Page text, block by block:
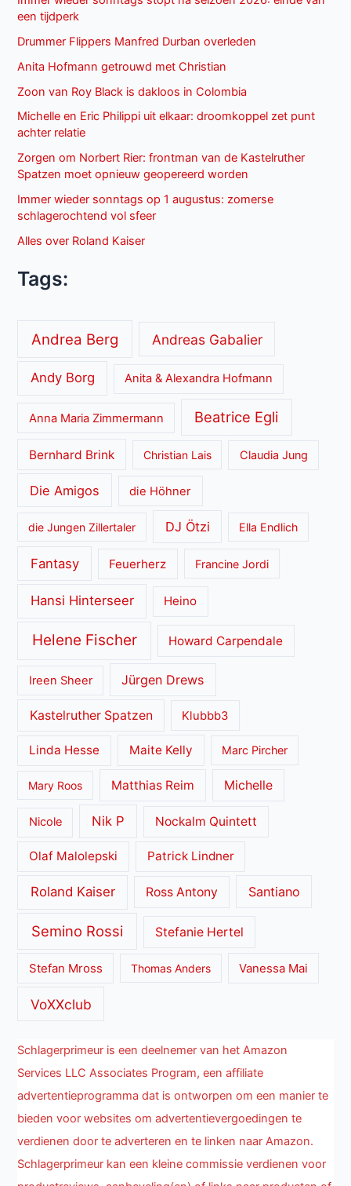
een tijdperk
Drummer Flippers Manfred Durban overleden
Anita Hofmann getrouwd met Christian
Zoon van Roy Black is dakloos in Colombia
Michelle en Eric Philippi uit elkaar: droomkoppel zet punt
achter relatie
Zorgen om Norbert Rier: frontman van de Kastelruther
Spatzen moet opnieuw geopereerd worden
Immer wieder sonntags op 1 augustus: zomerse
schlagerochtend vol sfeer
Alles over Roland Kaiser
Tags:
Andrea Berg Andreas Gabalier
Andy Borg Anita & Alexandra Hofmann
Anna Maria Zimmermann Beatrice Egli
Bernhard Brink Christian Lais Claudia Jung
Die Amigos die Höhner
die Jungen Zillertaler DJ Ötzi Ella Endlich
Fantasy Feuerherz Francine Jordi
Hansi Hinterseer Heino
Helene Fischer Howard Carpendale
Ireen Sheer Jürgen Drews
Kastelruther Spatzen Klubbb3
Linda Hesse Maite Kelly Marc Pircher
Mary Roos Matthias Reim Michelle
Nicole Nik P Nockalm Quintett
Olaf Malolepski Patrick Lindner
Roland Kaiser Ross Antony Santiano
Semino Rossi Stefanie Hertel
Stefan Mross Thomas Anders Vanessa Mai
VoXXclub
Schlagerprimeur is een deelnemer van het Amazon
Services LLC Associates Program, een affiliate
advertentieprogramma dat is ontworpen om een manier te
bieden voor websites om advertentievergoedingen te
verdienen door te adverteren en te linken naar Amazon.
Schlagerprimeur kan een kleine commissie verdienen voor